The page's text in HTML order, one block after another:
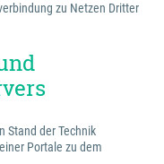
zu Netzen Dritter
Stand der Technik
Portale zu dem